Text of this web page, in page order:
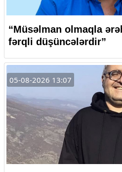
“Müsəlman olmaqla
fərqli düşüncələrdir”
05-08-2026 13:07